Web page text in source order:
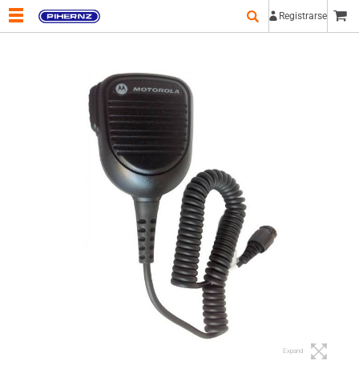
Registrarse
Expand